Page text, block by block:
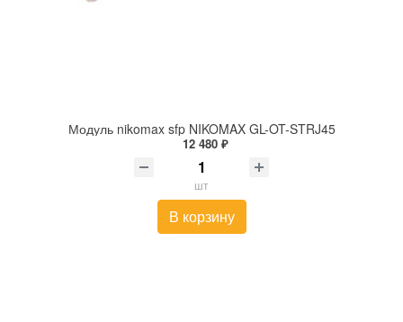
Модуль nikomax sfp NIKOMAX GL-OT-STRJ45
12 480 ₽
шт
В корзину